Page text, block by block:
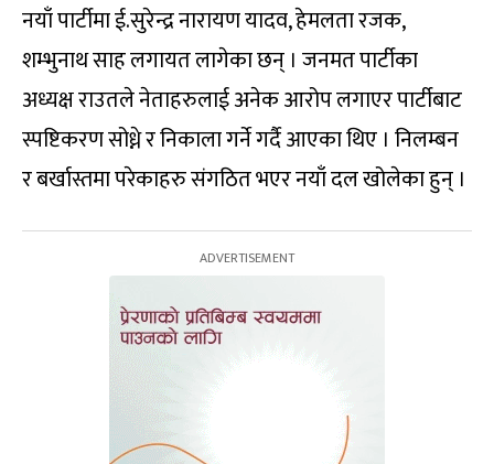
नयाँ पार्टीमा ई.सुरेन्द्र नारायण यादव, हेमलता रजक,
शम्भुनाथ साह लगायत लागेका छन् । जनमत पार्टीका
अध्यक्ष राउतले नेताहरुलाई अनेक आरोप लगाएर पार्टीबाट
स्पष्टिकरण सोध्ने र निकाला गर्ने गर्दै आएका थिए । निलम्बन
र बर्खास्तमा परेकाहरु संगठित भएर नयाँ दल खोलेका हुन् ।